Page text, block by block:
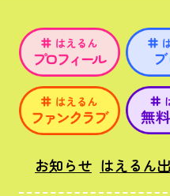
お知らせ はえるん